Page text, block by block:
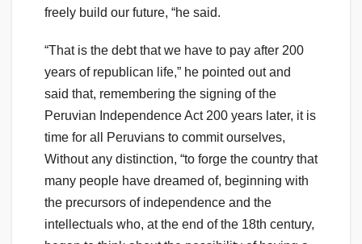
freely build our future, “he said.
“That is the debt that we have to pay after 200
years of republican life,” he pointed out and
said that, remembering the signing of the
Peruvian Independence Act 200 years later, it is
time for all Peruvians to commit ourselves,
Without any distinction, “to forge the country that
many people have dreamed of, beginning with
the precursors of independence and the
intellectuals who, at the end of the 18th century,